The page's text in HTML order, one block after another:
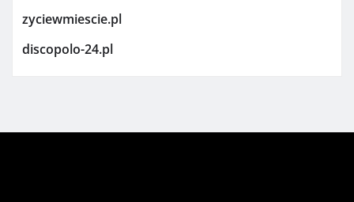
zyciewmiescie.pl
discopolo-24.pl